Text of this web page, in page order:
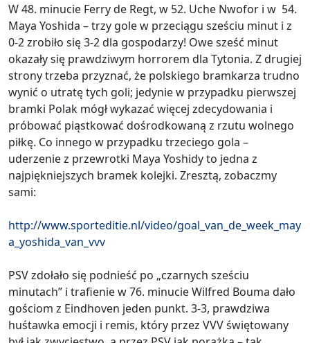
W 48. minucie Ferry de Regt, w 52. Uche Nwofor i w 54.
Maya Yoshida – trzy gole w przeciągu sześciu minut i z
0-2 zrobiło się 3-2 dla gospodarzy! Owe sześć minut
okazały się prawdziwym horrorem dla Tytonia. Z drugiej
strony trzeba przyznać, że polskiego bramkarza trudno
wynić o utratę tych goli; jedynie w przypadku pierwszej
bramki Polak mógł wykazać więcej zdecydowania i
próbować piąstkować dośrodkowaną z rzutu wolnego
piłkę. Co innego w przypadku trzeciego gola –
uderzenie z przewrotki Maya Yoshidy to jedna z
najpiękniejszych bramek kolejki. Zresztą, zobaczmy
sami:
http://www.sporteditie.nl/video/goal_van_de_week_may
a_yoshida_van_vvv
PSV zdołało się podnieść po „czarnych sześciu
minutach” i trafienie w 76. minucie Wilfred Bouma dało
gościom z Eindhoven jeden punkt. 3-3, prawdziwa
huśtawka emocji i remis, który przez VVV świętowany